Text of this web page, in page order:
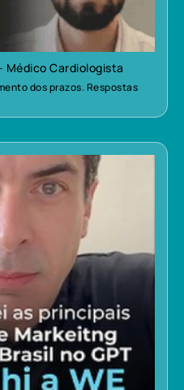
Médico Cardiologista
dos prazos. Respostas